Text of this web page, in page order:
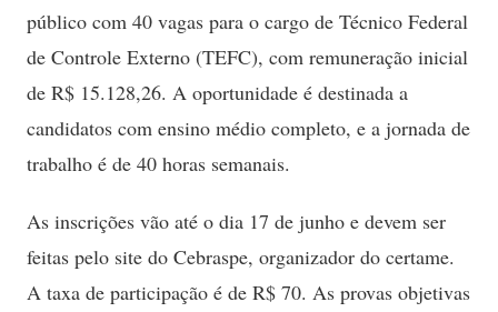
público com 40 vagas para o cargo de Técnico Federal
de Controle Externo (TEFC), com remuneração inicial
de R$ 15.128,26. A oportunidade é destinada a
candidatos com ensino médio completo, e a jornada de
trabalho é de 40 horas semanais.
As inscrições vão até o dia 17 de junho e devem ser
feitas pelo site do Cebraspe, organizador do certame.
A taxa de participação é de R$ 70. As provas objetivas